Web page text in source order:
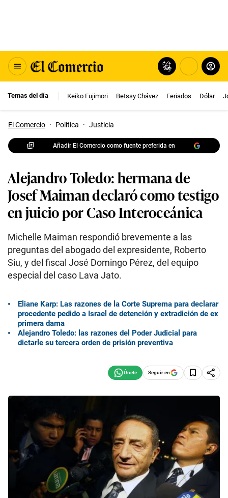
Temas del día Keiko Fujimori Betssy Chávez Feriados Dólar
El Comercio · Politica · Justicia
Añadir El Comercio como fuente preferida en
Alejandro Toledo: hermana de
Josef Maiman declaró como testigo
en juicio por Caso Interoceánica
Michelle Maiman respondió brevemente a las
preguntas del abogado del expresidente, Roberto
Siu, y del fiscal José Domingo Pérez, del equipo
especial del caso Lava Jato.
Eliane Karp: Las razones de la Corte Suprema para declarar
procedente pedido a Israel de detención y extradición de ex
primera dama
Alejandro Toledo: las razones del Poder Judicial para
dictarle su tercera orden de prisión preventiva
Seguir en